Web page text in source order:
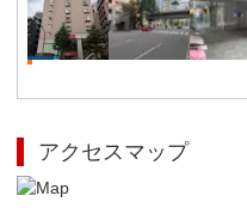
アクセスマップ